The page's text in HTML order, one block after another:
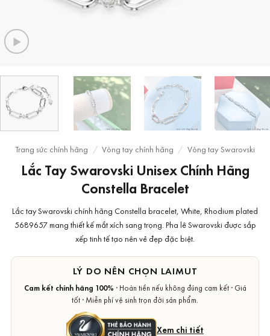
Trang sức chính hãng / Vòng tay chính hãng / Vòng tay Swarovski
Lắc Tay Swarovski Unisex Chính Hãng
Constella Bracelet
Lắc tay Swarovski chính hãng Constella bracelet, White, Rhodium plated
5689657 mang thiết kế mắt xích sang trọng. Pha lê Swarovski được sắp
xếp tinh tế tạo nên vẻ đẹp đặc biệt.
LÝ DO NÊN CHỌN LAIMUT
Cam kết chính hãng 100% · Hoàn tiền nếu không đúng cam kết · Giá
tốt · Miễn phí vệ sinh trọn đời sản phẩm.
Xem chi tiết